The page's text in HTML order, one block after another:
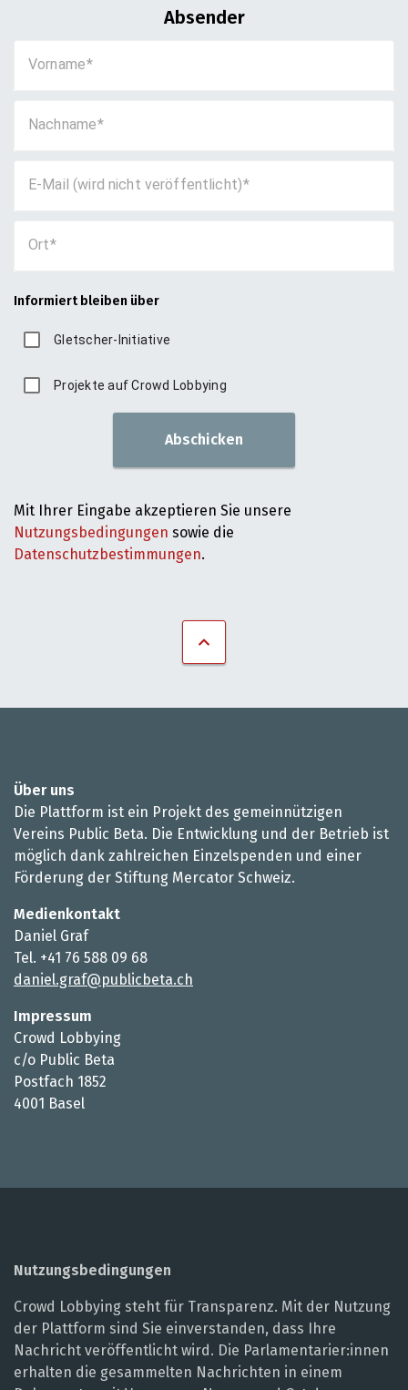
Absender
Vorname
Nachname
E-Mail (wird nicht veröffentlicht)
Ort
Informiert bleiben über
Gletscher-Initiative
Projekte auf Crowd Lobbying
Abschicken
Mit Ihrer Eingabe akzeptieren Sie unsere
Nutzungsbedingungen sowie die
Datenschutzbestimmungen.
Über uns
Die Plattform ist ein Projekt des gemeinnützigen
Vereins Public Beta. Die Entwicklung und der Betrieb ist
möglich dank zahlreichen Einzelspenden und einer
Förderung der Stiftung Mercator Schweiz.
Medienkontakt
Daniel Graf
Tel. +41 76 588 09 68
daniel.graf@publicbeta.ch
Impressum
Crowd Lobbying
c/o Public Beta
Postfach 1852
4001 Basel
Nutzungsbedingungen
Crowd Lobbying steht für Transparenz. Mit der Nutzung
der Plattform sind Sie einverstanden, dass Ihre
Nachricht veröffentlicht wird. Die Parlamentarier:innen
erhalten die gesammelten Nachrichten in einem